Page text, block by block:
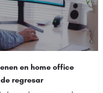
en home office
regresar